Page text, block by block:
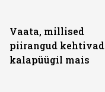
Vaata, millised
piirangud kehtivad
kalapüügil mais